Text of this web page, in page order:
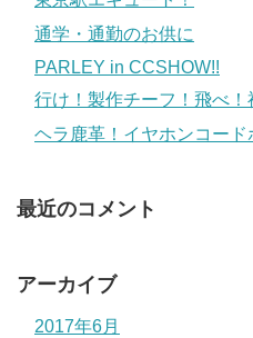
通学・通勤のお供に
PARLEY in CCSHOW!!
行け！製作チーフ！飛べ！
ヘラ鹿革！イヤホンコード
最近のコメント
アーカイブ
2017年6月